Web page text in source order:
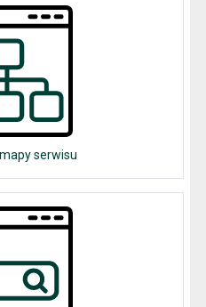
serwisu